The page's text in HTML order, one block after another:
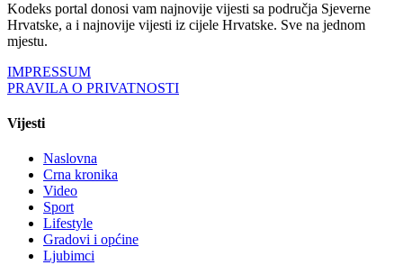
Kodeks portal donosi vam najnovije vijesti sa područja Sjeverne
Hrvatske, a i najnovije vijesti iz cijele Hrvatske. Sve na jednom
mjestu.
IMPRESSUM
PRAVILA O PRIVATNOSTI
Vijesti
Naslovna
Crna kronika
Video
Sport
Lifestyle
Gradovi i općine
Ljubimci